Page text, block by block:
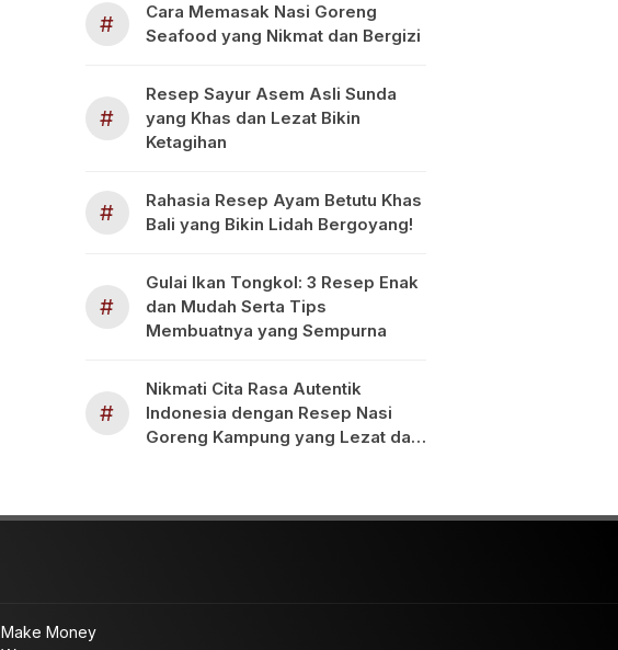
#
Cara Memasak Nasi Goreng
Seafood yang Nikmat dan Bergizi
#
Resep Sayur Asem Asli Sunda
yang Khas dan Lezat Bikin
Ketagihan
#
Rahasia Resep Ayam Betutu Khas
Bali yang Bikin Lidah Bergoyang!
#
Gulai Ikan Tongkol: 3 Resep Enak
dan Mudah Serta Tips
Membuatnya yang Sempurna
#
Nikmati Cita Rasa Autentik
Indonesia dengan Resep Nasi
Goreng Kampung yang Lezat dan
Make Money